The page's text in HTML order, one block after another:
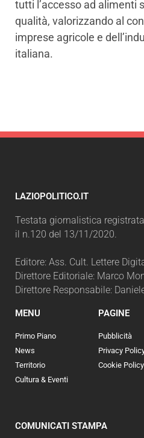
tutti l’accesso ad alimenti
qualità, valorizzando al
imprese agricole e
italiana.
LAZIOPOLITICO.IT
Testata giornalistica
il n.120 del 13/11/2020.
Editore: Ass. Cult. Lettere
Direttore Editoriale: Marco
Direttore Responsabile:
MENU
Primo Piano
News
Territorio
Cultura & Eventi
PAGINE
Pubblicità
Privacy
Cookie Policy
COMUNICATI STAMPA